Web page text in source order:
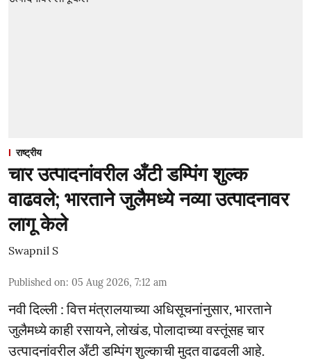
राष्ट्रीय
चार उत्पादनांवरील अँटी डम्पिंग शुल्क
वाढवले; भारताने जुलैमध्ये नव्या उत्पादनावर
लागू केले
Swapnil S
Published on: 05 Aug 2026, 7:12 am
नवी दिल्ली : वित्त मंत्रालयाच्या अधिसूचनांनुसार, भारताने
जुलैमध्ये काही रसायने, लोखंड, पोलादाच्या वस्तूंसह चार
उत्पादनांवरील अँटी डम्पिंग शुल्काची मुदत वाढवली आहे.